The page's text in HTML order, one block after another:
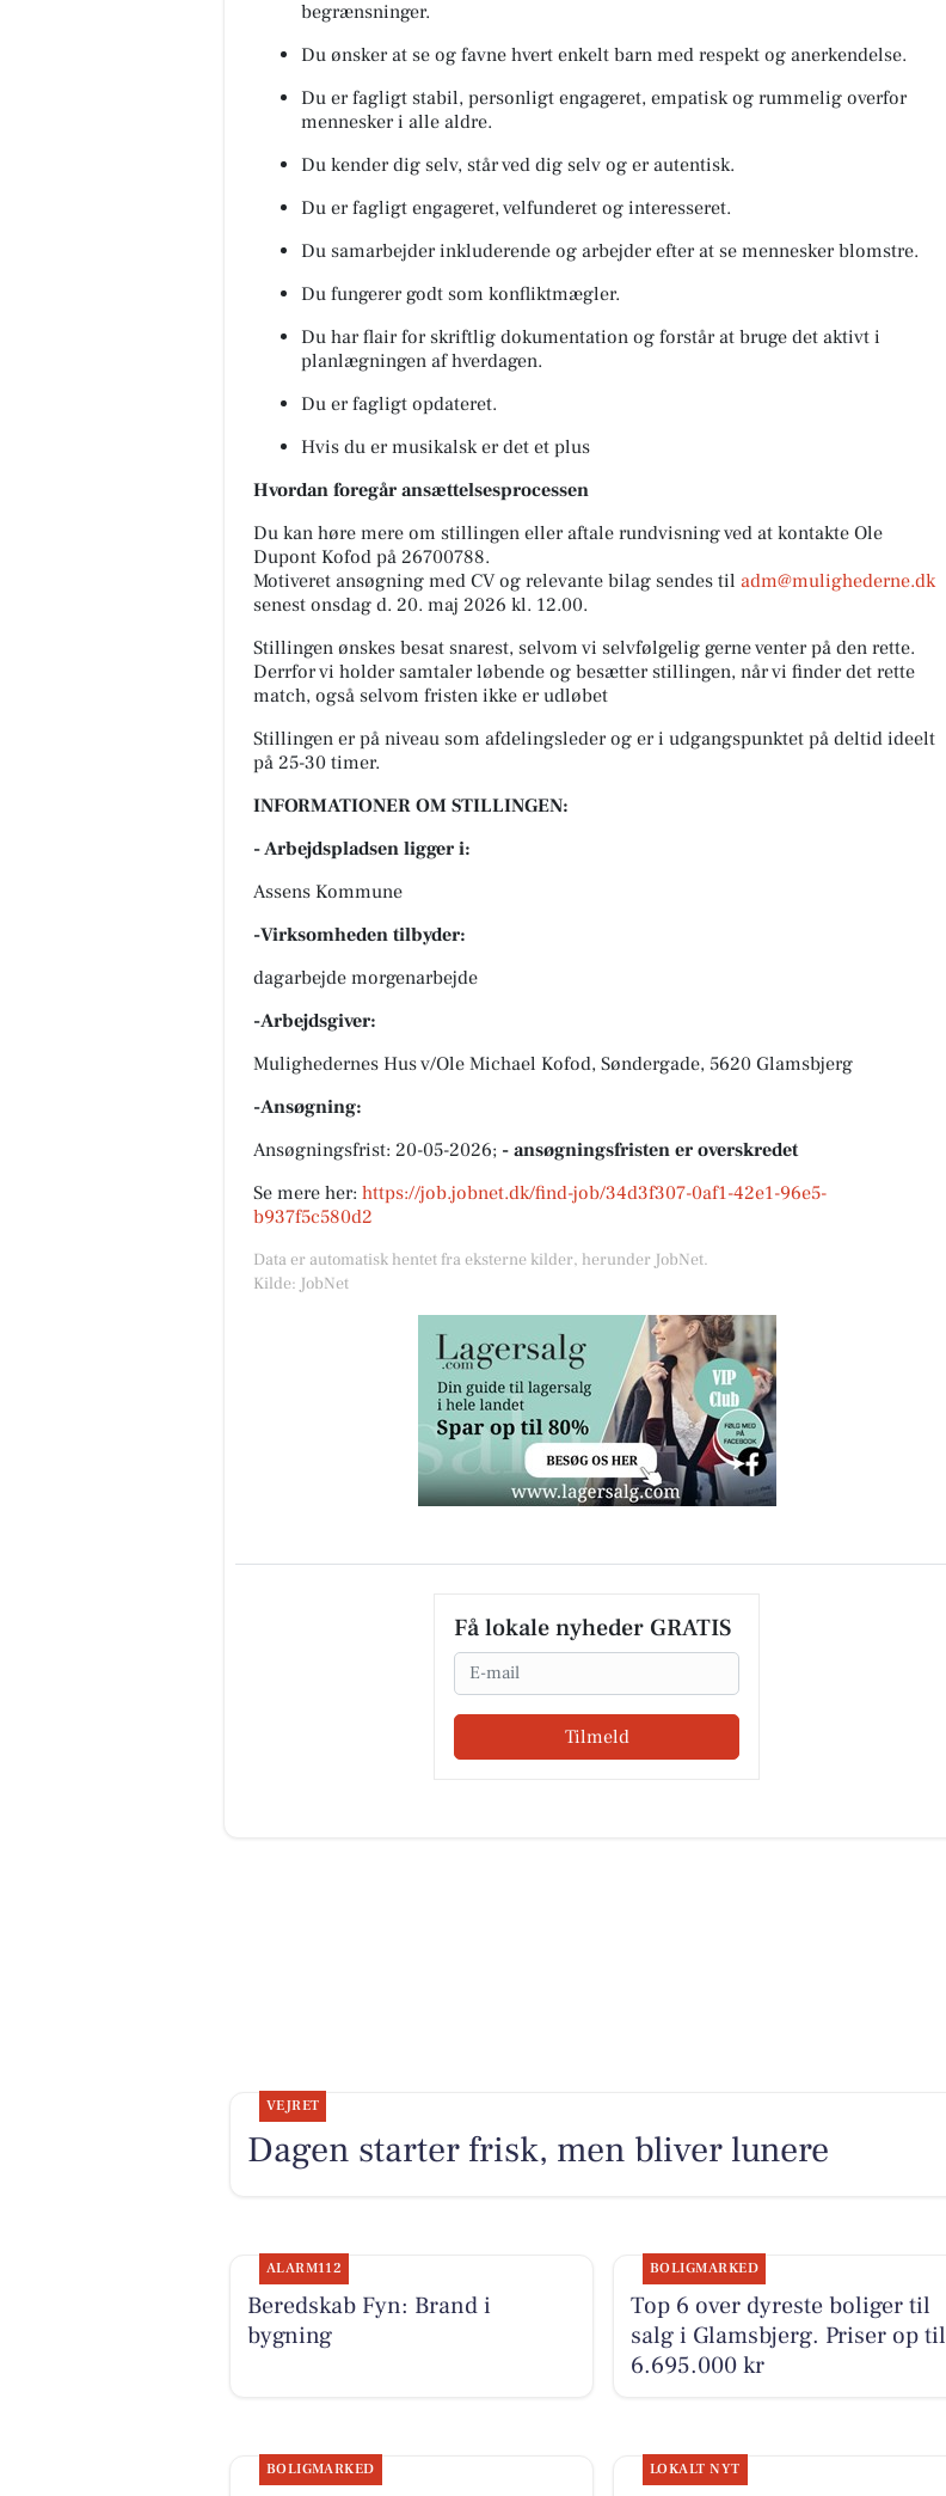
begrænsninger.
Du ønsker at se og favne hvert enkelt barn med respekt og anerkendelse.
Du er fagligt stabil, personligt engageret, empatisk og rummelig overfor
mennesker i alle aldre.
Du kender dig selv, står ved dig selv og er autentisk.
Du er fagligt engageret, velfunderet og interesseret.
Du samarbejder inkluderende og arbejder efter at se mennesker blomstre.
Du fungerer godt som konfliktmægler.
Du har flair for skriftlig dokumentation og forstår at bruge det aktivt i
planlægningen af hverdagen.
Du er fagligt opdateret.
Hvis du er musikalsk er det et plus
Hvordan foregår ansættelsesprocessen
Du kan høre mere om stillingen eller aftale rundvisning ved at kontakte Ole
Dupont Kofod på 26700788.
Motiveret ansøgning med CV og relevante bilag sendes til adm@mulighederne.dk
senest onsdag d. 20. maj 2026 kl. 12.00.
Stillingen ønskes besat snarest, selvom vi selvfølgelig gerne venter på den rette.
Derrfor vi holder samtaler løbende og besætter stillingen, når vi finder det rette
match, også selvom fristen ikke er udløbet
Stillingen er på niveau som afdelingsleder og er i udgangspunktet på deltid ideelt
på 25-30 timer.
INFORMATIONER OM STILLINGEN:
- Arbejdspladsen ligger i:
Assens Kommune
-Virksomheden tilbyder:
dagarbejde morgenarbejde
-Arbejdsgiver:
Mulighedernes Hus v/Ole Michael Kofod, Søndergade, 5620 Glamsbjerg
-Ansøgning:
Ansøgningsfrist: 20-05-2026; - ansøgningsfristen er overskredet
Se mere her: https://job.jobnet.dk/find-job/34d3f307-0af1-42e1-96e5-
b937f5c580d2
Data er automatisk hentet fra eksterne kilder, herunder JobNet.
Kilde: JobNet
Få lokale nyheder GRATIS
Email
Tilmeld
VEJRET
Dagen starter frisk, men bliver lunere
ALARM112
Beredskab Fyn: Brand i
bygning
BOLIGMARKED
Top 6 over dyreste boliger til
salg i Glamsbjerg. Priser op til
6.695.000 kr
BOLIGMARKED LOKALT NYT